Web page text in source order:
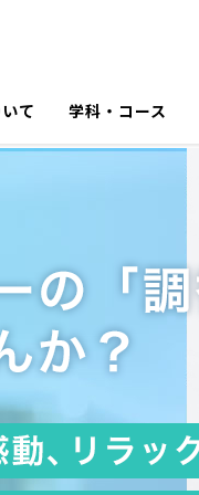
て 学科・コース